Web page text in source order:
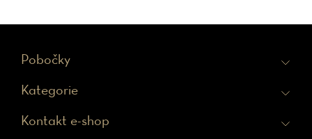
Pobočky
Kategorie
Kontakt e-shop